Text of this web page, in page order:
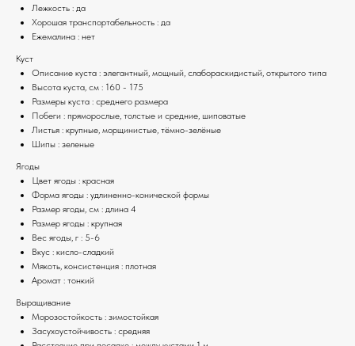
Лежкость : да
Хорошая транспортабельность : да
Ежемалина : нет
Куст
Описание куста : элегантный, мощный, слабораскидистый, открытого типа
Высота куста, см : 160 - 175
Размеры куста : среднего размера
Побеги : пряморослые, толстые и средние, шиповатые
Листья : крупные, морщинистые, тёмно-зелёные
Шипы : зеленые
Ягоды
Цвет ягоды : красная
Форма ягоды : удлиненно-конической формы
Размер ягоды, см : длина 4
Размер ягоды : крупная
Вес ягоды, г : 5-6
Вкус : кисло-сладкий
Мякоть, консистенция : плотная
Аромат : тонкий
Выращивание
Морозостойкость : зимостойкая
Засухоустойчивость : средняя